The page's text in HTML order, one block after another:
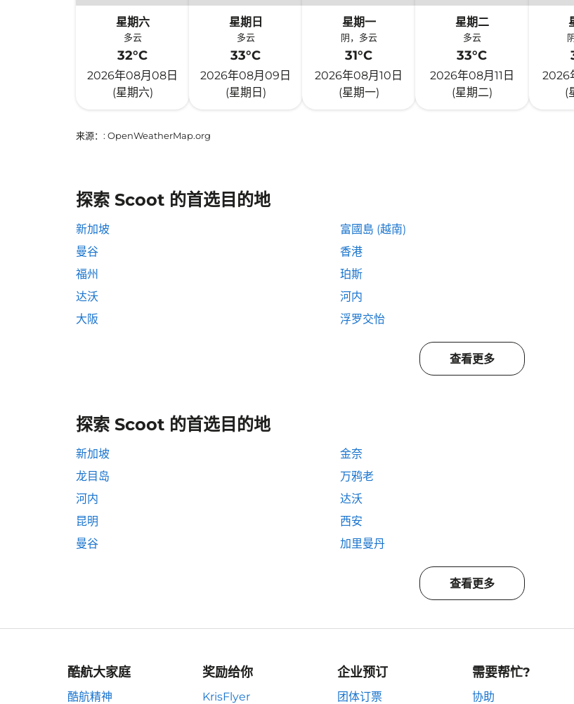
星期六
多云
32°C
2026年08月08日
(星期六)
星期日
多云
33°C
2026年08月09日
(星期日)
星期一
阴，多云
31°C
2026年08月10日
(星期一)
星期二
多云
33°C
2026年08月11日
(星期二)
2026
(
来源： : OpenWeatherMap.org
探索 Scoot 的首选目的地
新加坡 富國島 (越南)
曼谷
香港
福州
珀斯
达沃
河内
大阪
浮罗交怡
查看更多
探索 Scoot 的首选目的地
新加坡 金奈
龙目岛
万鸦老
河内
达沃
昆明
西安
曼谷
加里曼丹
查看更多
酷航大家庭
酷航精神
奖励给你
KrisFlyer
企业预订
团体订票
需要帮忙?
协助